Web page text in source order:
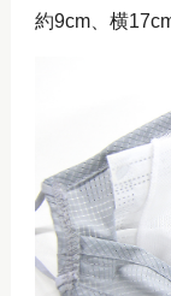
約9cm、横17cm